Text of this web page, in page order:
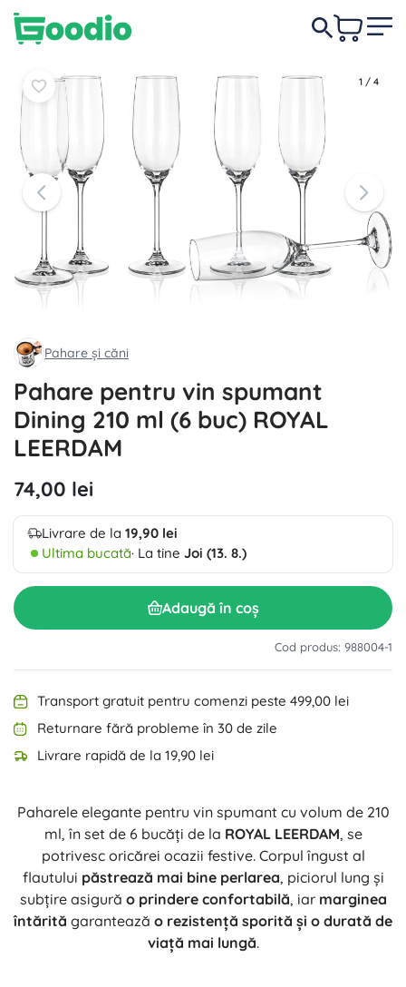
1 / 4
Pahare și căni
Pahare pentru vin spumant
Dining 210 ml (6 buc) ROYAL
LEERDAM
74,00 lei
Livrare de la 19,90 lei
Ultima bucată· La tine Joi (13. 8.)
Adaugă în coș
Cod produs: 988004-1
Transport gratuit pentru comenzi peste 499,00 lei
Returnare fără probleme în 30 de zile
Livrare rapidă de la 19,90 lei
Paharele elegante pentru vin spumant cu volum de 210
ml, în set de 6 bucăți de la ROYAL LEERDAM, se
potrivesc oricărei ocazii festive. Corpul îngust al
flautului păstrează mai bine perlarea, piciorul lung și
subțire asigură o prindere confortabilă, iar marginea
întărită garantează o rezistență sporită și o durată de
viață mai lungă.
74,00 lei În coșÎn coș